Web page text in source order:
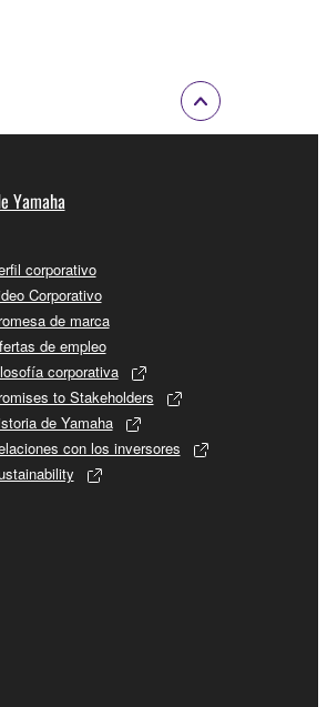
Yamaha
corporativo
Corporativo
de marca
de empleo
corporativa
to Stakeholders
de Yamaha
con los inversores